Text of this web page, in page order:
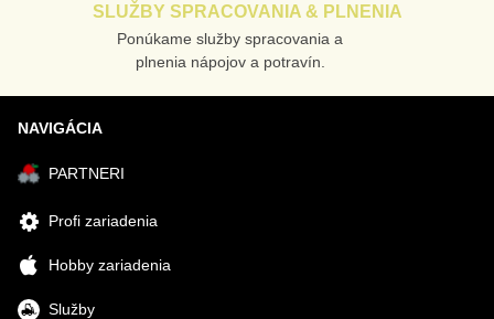
SLUŽBY SPRACOVANIA & PLNENIA
Ponúkame služby spracovania a
plnenia nápojov a potravín.
NAVIGÁCIA
PARTNERI
Profi zariadenia
Hobby zariadenia
Služby